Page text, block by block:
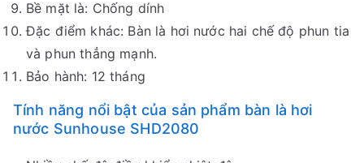
Bề mặt là: Chống dính
Đặc điểm khác: Bàn là hơi nước hai chế độ phun tia
và phun thẳng mạnh.
Bảo hành: 12 tháng
Tính năng nổi bật của sản phẩm bàn là hơi
nước Sunhouse SHD2080